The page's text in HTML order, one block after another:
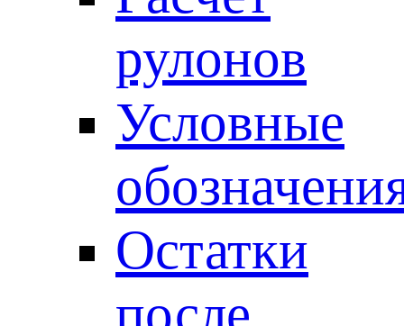
рулонов
Условные
Остатки
после